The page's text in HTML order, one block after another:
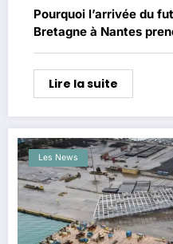
Pourquoi l’arrivée du
Bretagne à Nantes
Lire la suite
Les News